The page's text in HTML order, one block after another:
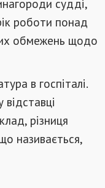
судді,
роботи понад
обмежень щодо
в госпіталі.
різниця
називається,